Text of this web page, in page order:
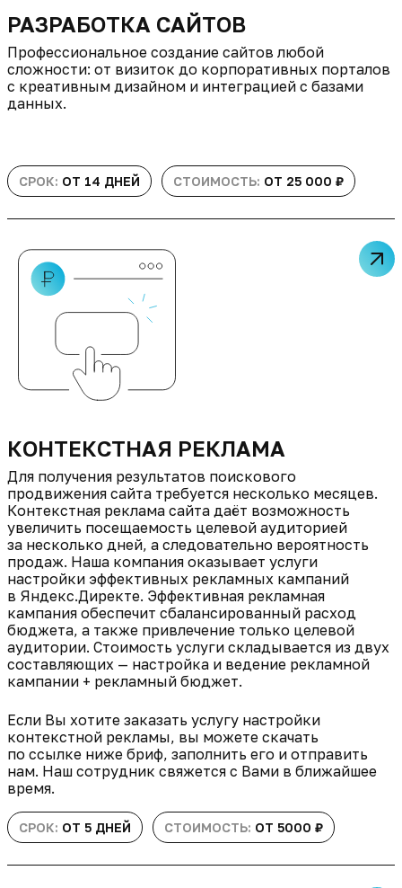
РАЗРАБОТКА САЙТОВ
Профессиональное создание сайтов любой
сложности: от визиток до корпоративных порталов
с креативным дизайном и интеграцией с базами
данных.
СРОК: ОТ 14 ДНЕЙ СТОИМОСТЬ: ОТ 25 000 ₽
КОНТЕКСТНАЯ РЕКЛАМА
Для получения результатов поискового
продвижения сайта требуется несколько месяцев.
Контекстная реклама сайта даёт возможность
увеличить посещаемость целевой аудиторией
за несколько дней, а следовательно вероятность
продаж. Наша компания оказывает услуги
настройки эффективных рекламных кампаний
в Яндекс.Директе. Эффективная рекламная
кампания обеспечит сбалансированный расход
бюджета, а также привлечение только целевой
аудитории. Стоимость услуги складывается из двух
составляющих — настройка и ведение рекламной
кампании + рекламный бюджет.
Если Вы хотите заказать услугу настройки
контекстной рекламы, вы можете скачать
по ссылке ниже бриф, заполнить его и отправить
нам. Наш сотрудник свяжется с Вами в ближайшее
время.
СРОК: ОТ 5 ДНЕЙ СТОИМОСТЬ: ОТ 5000 ₽